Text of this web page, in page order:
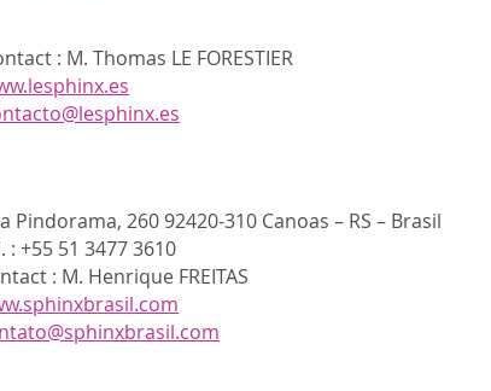
: M. Thomas LE FORESTIER
Pindorama, 260 92420-310 Canoas – RS – Brasil
: +55 51 3477 3610
: M. Henrique FREITAS